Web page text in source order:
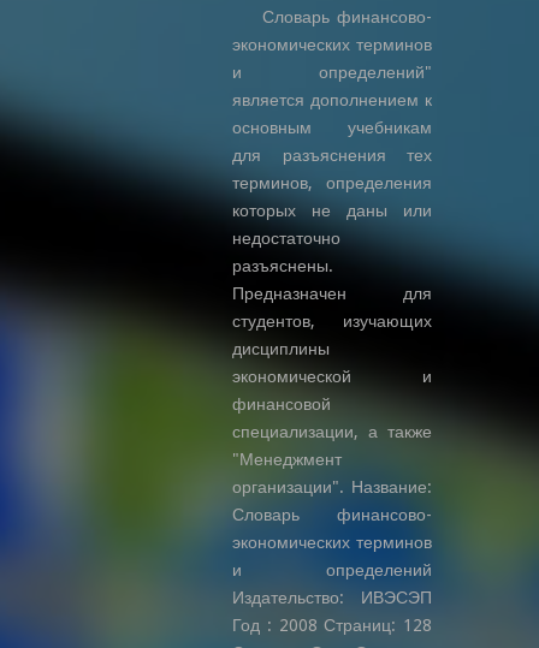
Словарь финансово-
экономических терминов
и определений"
является дополнением к
основным учебникам
для разъяснения тех
терминов, определения
которых не даны или
недостаточно
разъяснены.
Предназначен для
студентов, изучающих
дисциплины
экономической и
финансовой
специализации, а также
"Менеджмент
организации". Название:
Словарь финансово-
экономических терминов
и определений
Издательство: ИВЭСЭП
Год : 2008 Страниц: 128